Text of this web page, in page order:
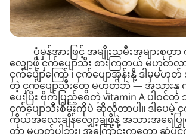
ပုံမှန်အားဖြင့် အမျိုးသမီးအများစု
လျှော့ဖို့ ငှက်ပျောသီး စားကြတယ် မဟုတ်လာ
ငှက်ပျောကြော် ၊ ငှက်ပျောအုန်းနို့ ဒါမှမဟုတ်
တဲ့ ငှက်ပျောသီးတွေ မဟုတ်ဘဲ — အသားနု
ပေးပြီး ဗိုက်ပြည့်စေတဲ့ vitamin A ပါဝင်တဲ့
ငှက်ပျောသီးစိမ်းကိုပဲ ဆိုလိုတာပါ။ ဒါပေမဲ့
ကိုယ်အလေးချိန်လျှော့ချဖို့နဲ့ အသားအရေပ
တာ မဟုတ်ပါဘူး၊ အကြောင်းကတော့ ဆံပင်